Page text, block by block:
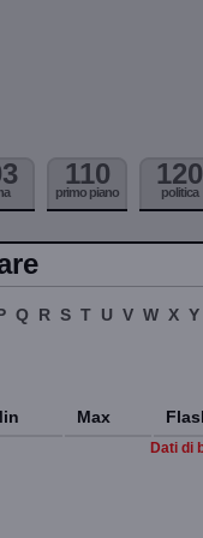
110
primo piano
120
politica
Q R S T U V W X Y
Max
Dati di